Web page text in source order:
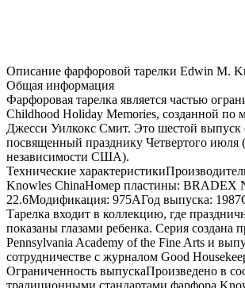
Описание фарфоровой тарелки Edwin M.
Общая информация
Фарфоровая тарелка является частью
Childhood Holiday Memories, созданной по
Джесси Уилкокс Смит. Это шестой выпуск
посвященный празднику Четвертого июля
независимости США).
Технические
Knowles ChinaНомер пластины: BRADEX
22.6Модификация: 975AГод выпуска:
Тарелка входит в коллекцию, где
показаны глазами ребенка. Серия создана
Pennsylvania Academy of the Fine Arts и
сотрудничестве с журналом Good
Ограниченность выпускаПроизведено в
традиционными стандартами фарфора